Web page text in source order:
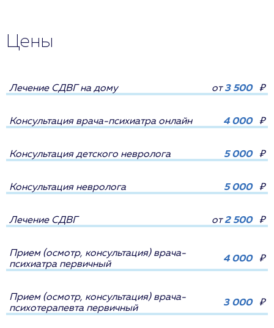
Цены
Лечение СДВГ на дому от3 500 ₽
Консультация врача-психиатра онлайн 4 000 ₽
Консультация детского невролога 5 000 ₽
Консультация невролога 5 000 ₽
Лечение СДВГ от2 500 ₽
Прием (осмотр, консультация) врача-
психиатра первичный
4 000 ₽
Прием (осмотр, консультация) врача-
психотерапевта первичный
3 000 ₽